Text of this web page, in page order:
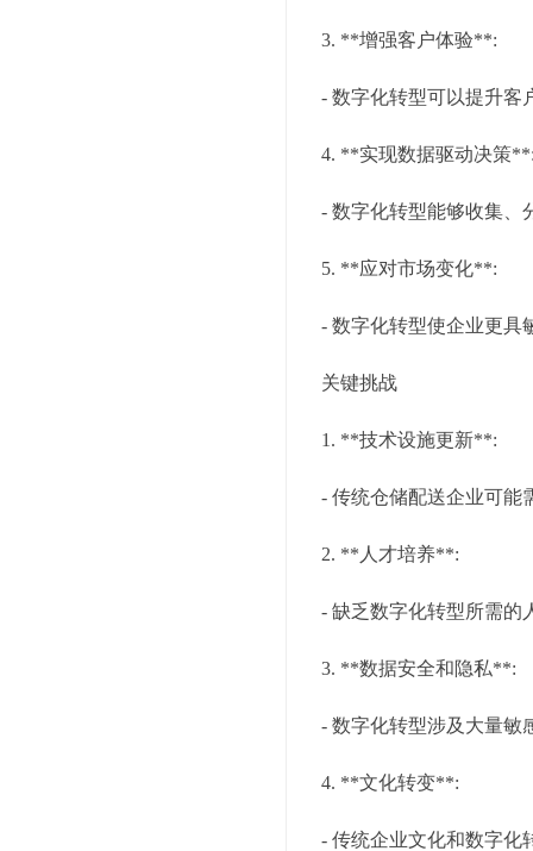
3. **增强客户体验**:
- 数字化转型可以提升客
4. **实现数据驱动决策
- 数字化转型能够收集、
5. **应对市场变化**:
- 数字化转型使企业更具
关键挑战
1. **技术设施更新**:
- 传统仓储配送企业可能
2. **人才培养**:
- 缺乏数字化转型所需的
3. **数据安全和隐私**:
- 数字化转型涉及大量敏
4. **文化转变**:
- 传统企业文化和数字化